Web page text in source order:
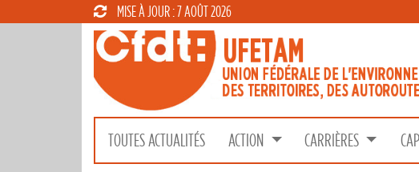
MISE À JOUR : 7 AOÛT 2026
TOUTES ACTUALITÉS ACTION CARRIÈRES